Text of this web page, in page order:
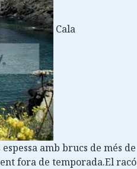
Cala
amb brucs de més de
fora de temporada.El racó